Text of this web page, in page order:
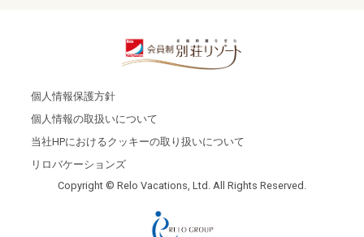
個人情報保護方針
個人情報の取扱いについて
当社HPにおけるクッキーの取り扱いについて
リロバケーションズ
Copyright © Relo Vacations, Ltd. All Rights Reserved.